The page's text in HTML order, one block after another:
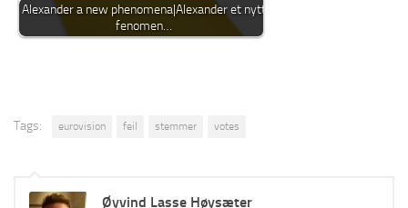
Alexander a new phenomena|Alexander et nytt
fenomen…
Tags: eurovision feil stemmer votes
Øyvind Lasse Høysæter